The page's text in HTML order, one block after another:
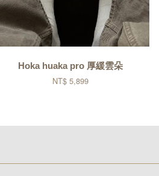
Hoka huaka pro 厚緩雲朵
NT$ 5,899